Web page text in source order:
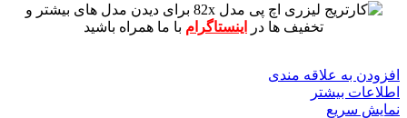
برای دیدن مدل های بیشتر و
تخفیف ها در
اینستاگرام با ما همراه باشید
افزودن به علاقه مندی
اطلاعات بیشتر
نمایش سریع